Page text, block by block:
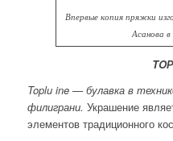
Впервые копия пряжки
Асанова в
Toplu ine — булавка в
филиграни. Украшение
элементов традиционного